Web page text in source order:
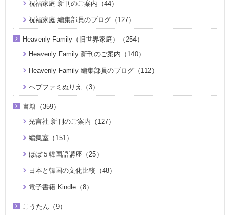
祝福家庭 新刊のご案内（44）
祝福家庭 編集部員のブログ（127）
Heavenly Family（旧世界家庭）（254）
Heavenly Family 新刊のご案内（140）
Heavenly Family 編集部員のブログ（112）
ヘブファミぬりえ（3）
書籍（359）
光言社 新刊のご案内（127）
編集室（151）
ほぼ５韓国語講座（25）
日本と韓国の文化比較（48）
電子書籍 Kindle（8）
こうたん（9）